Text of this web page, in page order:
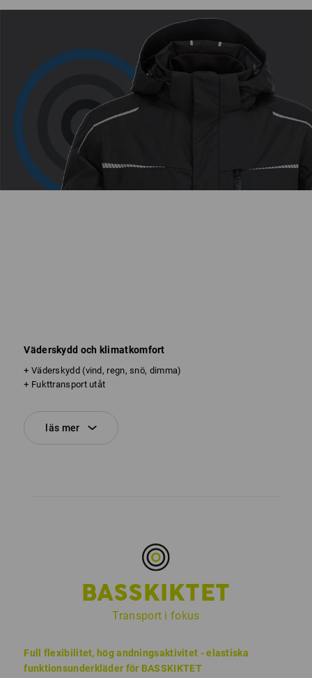
Väderskydd och klimatkomfort
+ Väderskydd (vind, regn, snö, dimma)
+ Fukttransport utåt
läs mer
BASSKIKTET
Transport i fokus
Full flexibilitet, hög andningsaktivitet - elastiska
funktionsunderkläder för BASSKIKTET